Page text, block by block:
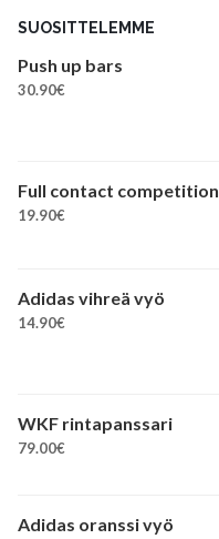
SUOSITTELEMME
Push up bars
30.90€
Full contact competition
19.90€
Adidas vihreä vyö
14.90€
WKF rintapanssari
79.00€
Adidas oranssi vyö